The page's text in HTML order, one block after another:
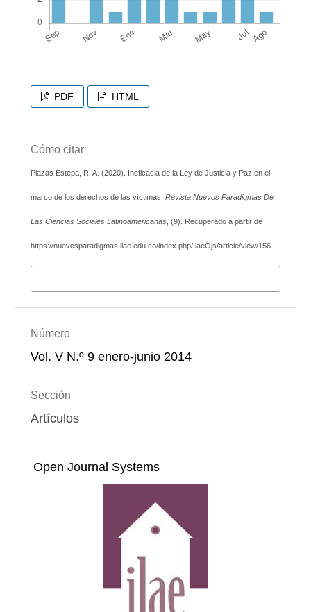
PDF HTML
Cómo citar
Plazas Estepa, R. A. (2020). Ineficacia de la Ley de Justicia y Paz en el
marco de los derechos de las víctimas. Revista Nuevos Paradigmas De
Las Ciencias Sociales Latinoamericanas, (9). Recuperado a partir de
https://nuevosparadigmas.ilae.edu.co/index.php/IlaeOjs/article/view/156
Número
Vol. V N.º 9 enero-junio 2014
Sección
Artículos
Open Journal Systems